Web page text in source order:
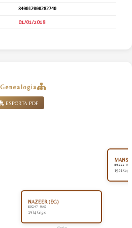
840012000282740
01/01/2018
Genealogia
ESPORTA PDF
NAZEER (EG)
EG247 RAS
1934 Grigio
EG111 RAS
1921 Grigio